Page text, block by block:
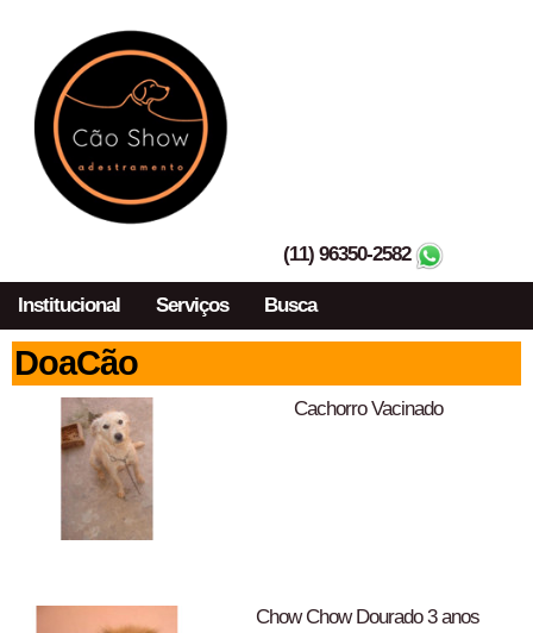
(11) 96350-2582
Institucional Serviços Busca
DoaCão
Cachorro Vacinado
Chow Chow Dourado 3 anos